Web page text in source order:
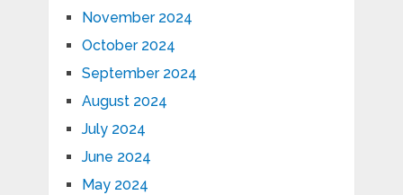
November 2024
October 2024
September 2024
August 2024
July 2024
June 2024
May 2024